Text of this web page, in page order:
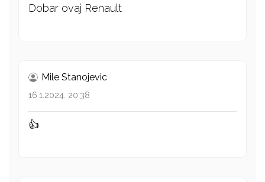
Dobar ovaj Renault
Mile Stanojevic
16.1.2024. 20:38
👍